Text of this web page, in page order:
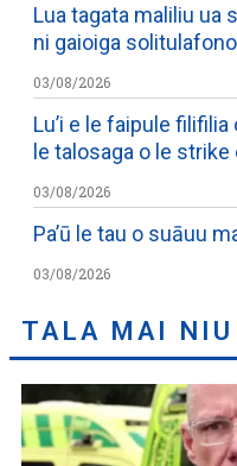
Lua tagata maliliu ua
ni gaioiga solitulafono
03/08/2026
Lu’i e le faipule
le talosaga o le
03/08/2026
Pa’ū le tau o suāuu
03/08/2026
TALA MAI